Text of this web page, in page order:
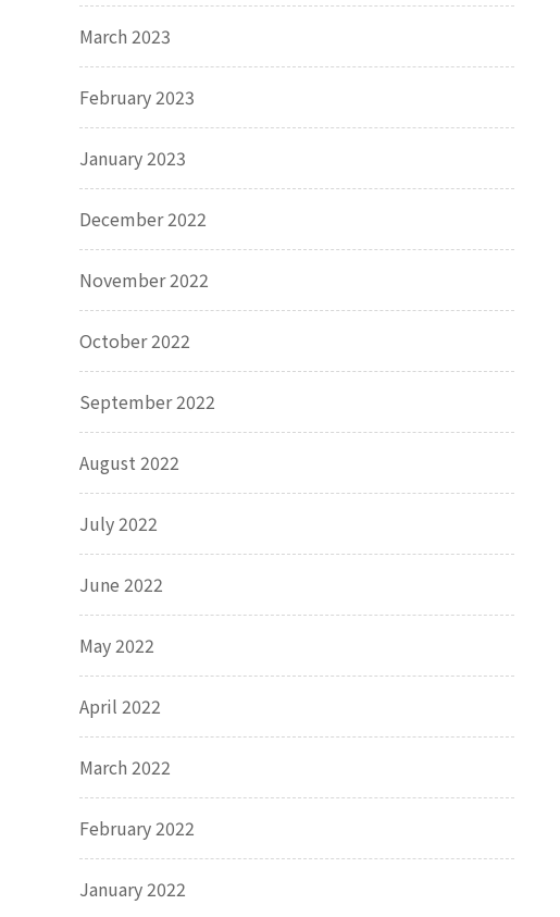
March 2023
February 2023
January 2023
December 2022
November 2022
October 2022
September 2022
August 2022
July 2022
June 2022
May 2022
April 2022
March 2022
February 2022
January 2022